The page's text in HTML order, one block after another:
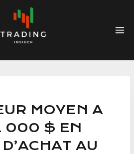
MOYEN A
000 $ EN
AU